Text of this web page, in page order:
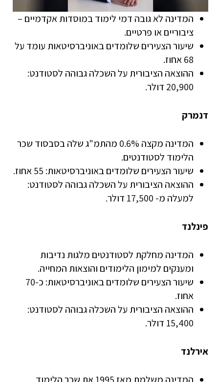
המדינה לא גובה דמי לימוד במוסדות אקדמיים –
ציבוריים או פרטיים.
שיעור הצעירים שלומדים באוניברסיטאות עומד על
68 אחוז.
ההוצאה הציבורית על השכלה גבוהה לסטודנט:
20,900 דולר.
דנמרק
המדינה מקצה 0.6% מהתמ"ג שלה בסבסוד שכר
הלימוד לסטודנטים.
שיעור הצעירים שלומדים באוניברסיטאות: 55 אחוז.
ההוצאה הציבורית על השכלה גבוהה לסטודנט:
למעלה מ- 17,500 דולר.
פינלנד
המדינה מחלקת לסטודנטים מלגות נדיבות
ומענקים למימון הלימודים והוצאות המחייה.
שיעור הצעירים שלומדים באוניברסיטאות: כ-70
אחוז.
ההוצאה הציבורית על השכלה גבוהה לסטודנט:
15,400 דולר.
אירלנד